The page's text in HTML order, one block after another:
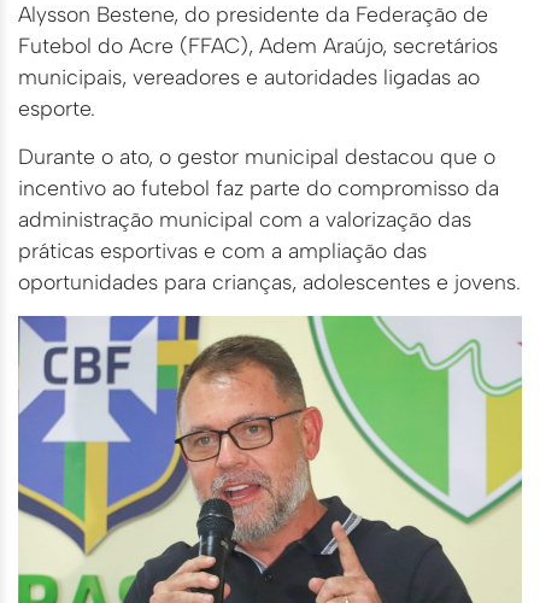
Alysson Bestene, do presidente da Federação de
Futebol do Acre (FFAC), Adem Araújo, secretários
municipais, vereadores e autoridades ligadas ao
esporte.
Durante o ato, o gestor municipal destacou que o
incentivo ao futebol faz parte do compromisso da
administração municipal com a valorização das
práticas esportivas e com a ampliação das
oportunidades para crianças, adolescentes e jovens.